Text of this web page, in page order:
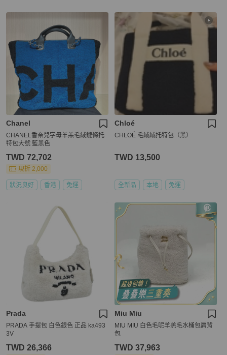
Chanel
CHANEL香奈兒字母羊羔毛絨鏈條托
特包大號 藍黑色
TWD 72,702
現折 2,000
狀況良好 香港 免運
Chloé
CHLOÉ 毛絨絨托特包（黑）
TWD 13,500
全新品 本地 免運
Prada
PRADA 手提包 白色銀色 正品 ka493
3V
TWD 26,366
Miu Miu
MIU MIU 白色毛呢羊羔毛水桶包肩背
包
TWD 37,963